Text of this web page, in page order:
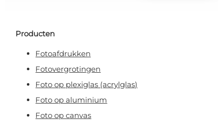
Producten
Fotoafdrukken
Fotovergrotingen
Foto op plexiglas (acrylglas)
Foto op aluminium
Foto op canvas